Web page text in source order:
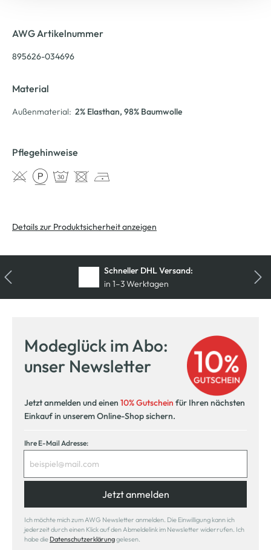
AWG Artikelnummer
895626-034696
Material
Außenmaterial: 2% Elasthan, 98% Baumwolle
Pflegehinweise
Details zur Produktsicherheit anzeigen
Schneller DHL Versand:
in 1–3 Werktagen
Kostenlose Filiallieferung
in Ihre Wunschfiliale
Modeglück im Abo:
unser Newsletter
Jetzt anmelden und einen 10% Gutschein für Ihren nächsten
Einkauf in unserem Online-Shop sichern.
Ihre E-Mail Adresse:
Jetzt anmelden
Ich möchte mich zum AWG Newsletter anmelden. Die Einwilligung kann ich
jederzeit durch einen Klick auf den Abmeldelink im Newsletter widerrufen. Ich
habe die Datenschutzerklärunggelesen.